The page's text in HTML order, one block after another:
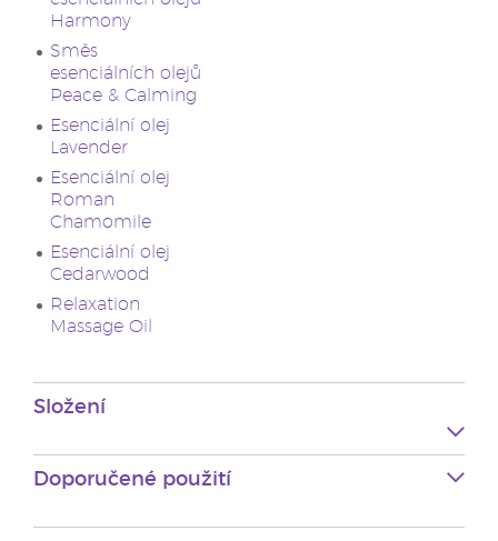
Harmony
Směs
esenciálních olejů
Peace & Calming
Esenciální olej
Lavender
Esenciální olej
Roman
Chamomile
Esenciální olej
Cedarwood
Relaxation
Massage Oil
Složení
Doporučené použití